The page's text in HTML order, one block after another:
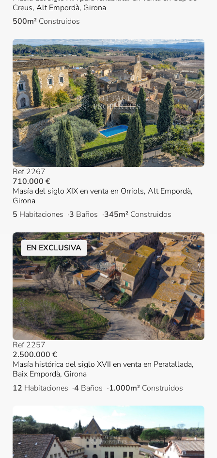
Creus, Alt Empordà, Girona
500m² Construidos
Ref 2267
710.000 €
Masía del siglo XIX en venta en Orriols, Alt Empordà,
Girona
5 Habitaciones 3 Baños 345m² Construidos
EN EXCLUSIVA
Ref 2257
2.500.000 €
Masía histórica del siglo XVII en venta en Peratallada,
Baix Empordà, Girona
12 Habitaciones 4 Baños 1.000m² Construidos